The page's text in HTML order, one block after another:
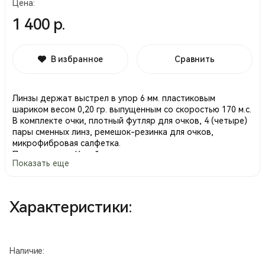
Цена:
1 400 р.
В избранное Сравнить
Линзы держат выстрел в упор 6 мм. пластиковым
шариком весом 0,20 гр. выпущенным со скоростью 170 м.с.
В комплекте очки, плотный футляр для очков, 4 (четыре)
пары сменных линз, ремешок-резинка для очков,
микрофибровая салфетка.
Производство Китай.
Показать еще
Характеристики:
Наличие: